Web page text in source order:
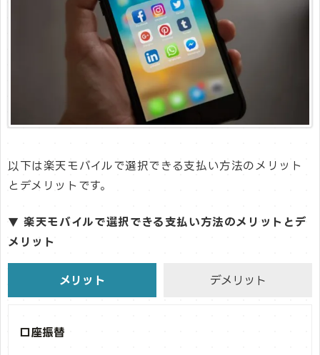
以下は楽天モバイルで選択できる支払い方法のメリット
とデメリットです。
▼ 楽天モバイルで選択できる支払い方法のメリットとデ
メリット
メリット デメリット
口座振替